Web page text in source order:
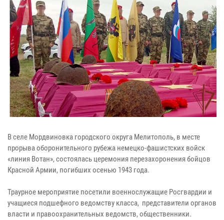
В селе Мордвиновка городского округа Мелитополь, в месте
прорыва оборонительного рубежа немецко-фашистских войск
«линия Вотан», состоялась церемония перезахоронения бойцов
Красной Армии, погибших осенью 1943 года.
Траурное мероприятие посетили военнослужащие Росгвардии и
учащиеся подшефного ведомству класса, представители органов
власти и правоохранительных ведомств, общественники.